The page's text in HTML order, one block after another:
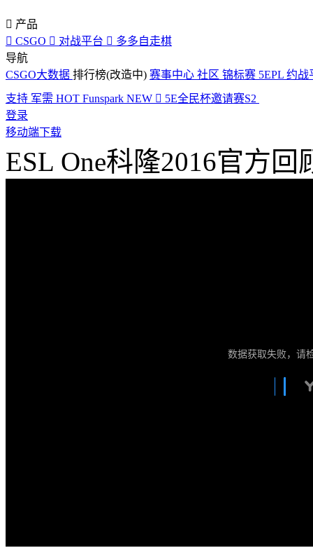
 产品
 CSGO  对战平台  多多自走棋
导航
CSGO大数据 排行榜(改造中) 赛事中心 社区 锦标赛 5EPL 约战
支持 军需 HOT Funspark NEW  5E全民杯邀请赛S2
登录
移动端下载
ESL One科隆2016官方回
数据获取失败，请